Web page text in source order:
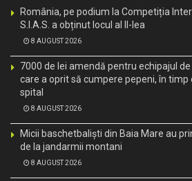
România, pe podium la Competiția
S.I.A.S. a obținut locul al II-lea
8 AUGUST 2026
7000 de lei amendă pentru echipajul
care a oprit să cumpere pepeni, în
spital
8 AUGUST 2026
Micii baschetbaliști din Baia Mare au
de la jandarmii montani
8 AUGUST 2026